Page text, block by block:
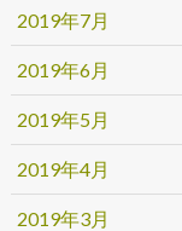
2019年7月
2019年6月
2019年5月
2019年4月
2019年3月